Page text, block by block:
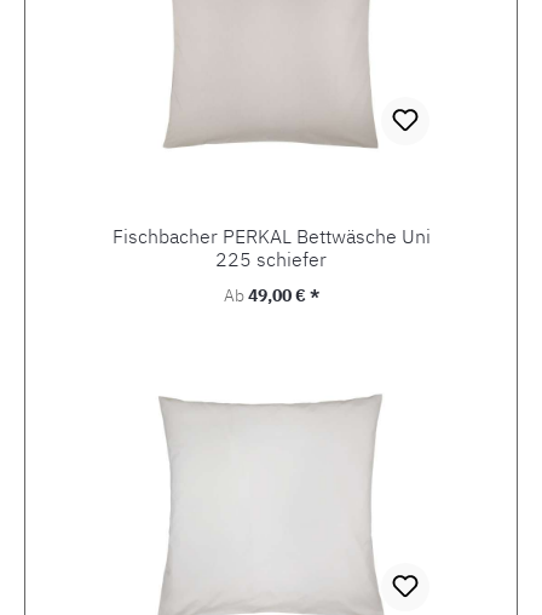
Fischbacher PERKAL Bettwäsche Uni
225 schiefer
Regulärer Preis:
Ab49,00 € *